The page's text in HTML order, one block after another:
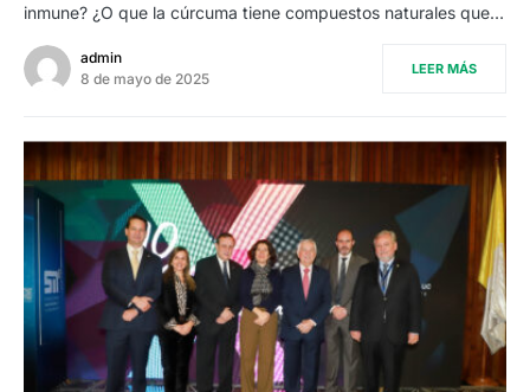
inmune? ¿O que la cúrcuma tiene compuestos naturales que…
admin
8 de mayo de 2025
LEER MÁS